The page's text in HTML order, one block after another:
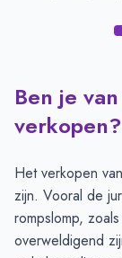
Transacties en
Maand
Juli
6
Augustus
September
7
Oktober
November
6
Ben je
verkopen?
Het verkopen
zijn. Vooral de
rompslomp,
overweldigend